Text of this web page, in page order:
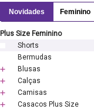
Novidades Feminino
Plus Size Feminino
Shorts
Bermudas
Blusas
Calças
Camisas
Casacos Plus Size